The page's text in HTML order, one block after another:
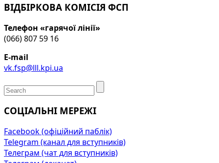
ВІДБІРКОВА КОМІСІЯ ФСП
Телефон «гарячої лінії»
(066) 807 59 16
E-mail
vk.fsp@lll.kpi.ua
СОЦІАЛЬНІ МЕРЕЖІ
Facebook (офіційний паблік)
Telegram (канал для вступників)
Телеграм (чат для вступників)